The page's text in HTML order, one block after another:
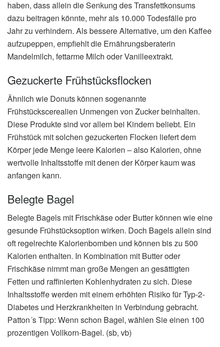
haben, dass allein die Senkung des Transfettkonsums
dazu beitragen könnte, mehr als 10.000 Todesfälle pro
Jahr zu verhindern. Als bessere Alternative, um den Kaffee
aufzupeppen, empfiehlt die Ernährungsberaterin
Mandelmilch, fettarme Milch oder Vanilleextrakt.
Gezuckerte Frühstücksflocken
Ähnlich wie Donuts können sogenannte
Frühstückscerealien Unmengen von Zucker beinhalten.
Diese Produkte sind vor allem bei Kindern beliebt. Ein
Frühstück mit solchen gezuckerten Flocken liefert dem
Körper jede Menge leere Kalorien – also Kalorien, ohne
wertvolle Inhaltsstoffe mit denen der Körper kaum was
anfangen kann.
Belegte Bagel
Belegte Bagels mit Frischkäse oder Butter können wie eine
gesunde Frühstücksoption wirken. Doch Bagels allein sind
oft regelrechte Kalorienbomben und können bis zu 500
Kalorien enthalten. In Kombination mit Butter oder
Frischkäse nimmt man große Mengen an gesättigten
Fetten und raffinierten Kohlenhydraten zu sich. Diese
Inhaltsstoffe werden mit einem erhöhten Risiko für Typ-2-
Diabetes und Herzkrankheiten in Verbindung gebracht.
Patton´s Tipp: Wenn schon Bagel, wählen Sie einen 100
prozentigen Vollkorn-Bagel. (sb, vb)